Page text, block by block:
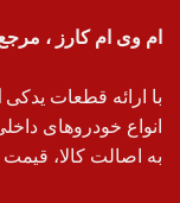
ام وی ام کارز ،
با ارائه قطعات یدکی
انواع خودروهای
به اصالت کالا، قیمت